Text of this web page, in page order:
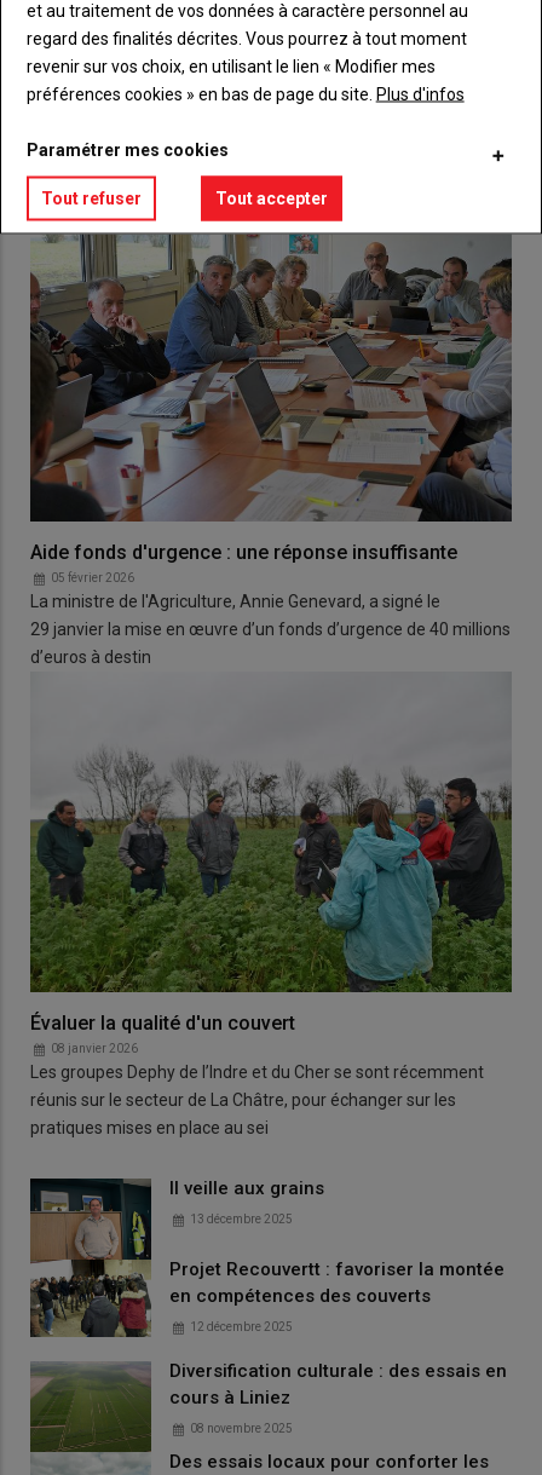
Lien Créez un compte
Aide fonds d'urgence : une réponse insuffisante
05 février 2026
La ministre de l'Agriculture, Annie Genevard, a signé le
29 janvier la mise en œuvre d’un fonds d’urgence de 40 millions
d’euros à destin
Évaluer la qualité d'un couvert
08 janvier 2026
Les groupes Dephy de l’Indre et du Cher se sont récemment
réunis sur le secteur de La Châtre, pour échanger sur les
pratiques mises en place au sei
Il veille aux grains
13 décembre 2025
Projet Recouvertt : favoriser la montée
en compétences des couverts
12 décembre 2025
Diversification culturale : des essais en
cours à Liniez
08 novembre 2025
Des essais locaux pour conforter les
et au traitement de vos données à caractère personnel au
regard des finalités décrites. Vous pourrez à tout moment
revenir sur vos choix, en utilisant le lien « Modifier mes
préférences cookies » en bas de page du site. Plus d'infos
Paramétrer mes cookies
Tout refuser Tout accepter